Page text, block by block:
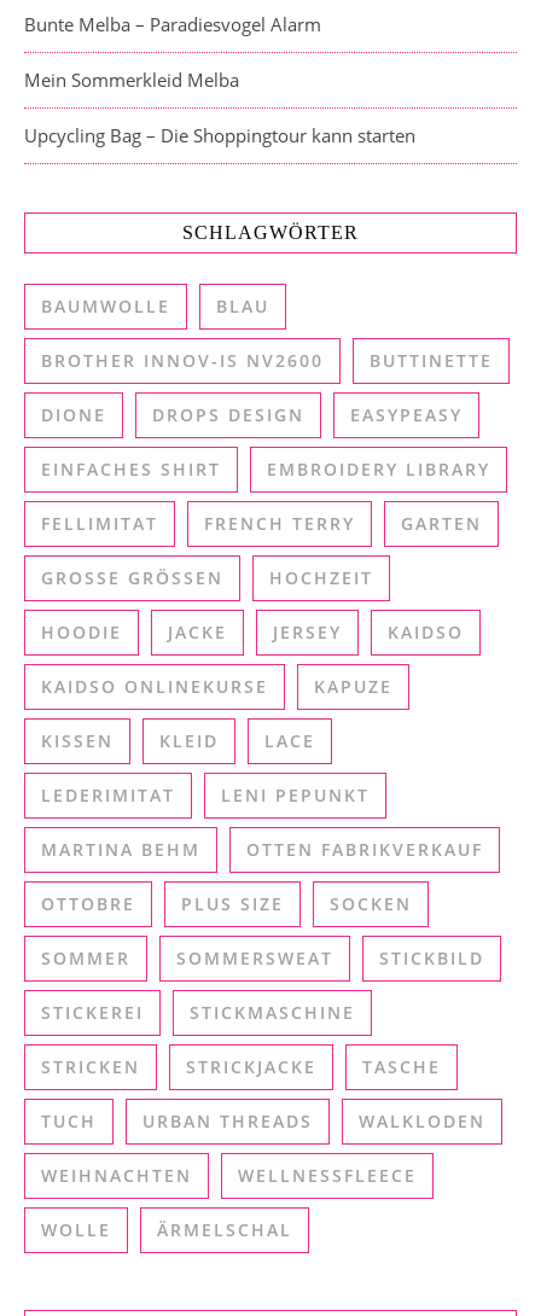
Bunte Melba – Paradiesvogel Alarm
Mein Sommerkleid Melba
Upcycling Bag – Die Shoppingtour kann starten
SCHLAGWÖRTER
BAUMWOLLE BLAU
BROTHER INNOV-IS NV2600 BUTTINETTE
DIONE DROPS DESIGN EASYPEASY
EINFACHES SHIRT EMBROIDERY LIBRARY
FELLIMITAT FRENCH TERRY GARTEN
GROSSE GRÖSSEN HOCHZEIT
HOODIE JACKE JERSEY KAIDSO
KAIDSO ONLINEKURSE KAPUZE
KISSEN KLEID LACE
LEDERIMITAT LENI PEPUNKT
MARTINA BEHM OTTEN FABRIKVERKAUF
OTTOBRE PLUS SIZE SOCKEN
SOMMER SOMMERSWEAT STICKBILD
STICKEREI STICKMASCHINE
STRICKEN STRICKJACKE TASCHE
TUCH URBAN THREADS WALKLODEN
WEIHNACHTEN WELLNESSFLEECE
WOLLE ÄRMELSCHAL